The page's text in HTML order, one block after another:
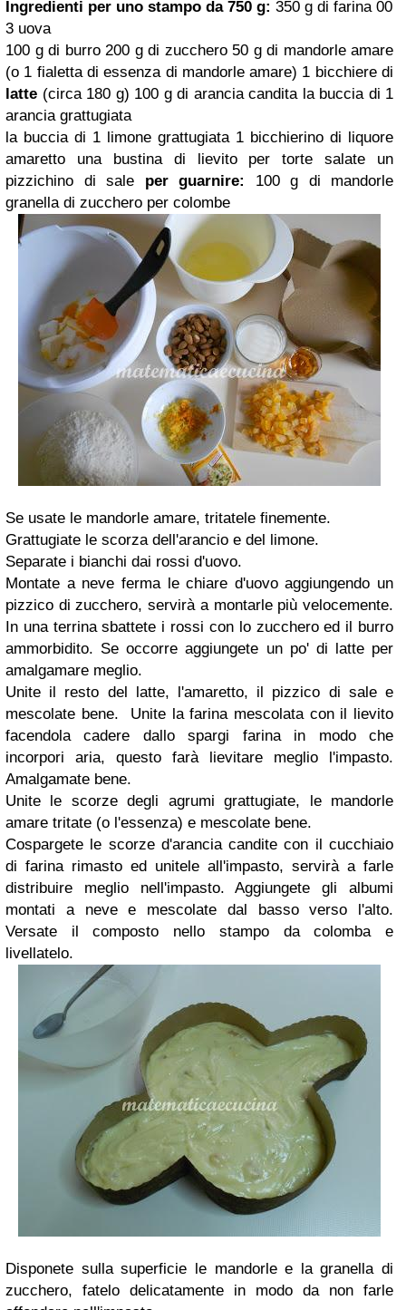
Ingredienti per uno stampo da 750 g: 350 g di farina 00
3 uova
100 g di burro 200 g di zucchero 50 g di mandorle amare
(o 1 fialetta di essenza di mandorle amare) 1 bicchiere di
latte (circa 180 g) 100 g di arancia candita la buccia di 1
arancia grattugiata
la buccia di 1 limone grattugiata 1 bicchierino di liquore
amaretto una bustina di lievito per torte salate un
pizzichino di sale per guarnire:
100 g di mandorle
granella di zucchero per colombe
Se usate le mandorle amare, tritatele finemente.
Grattugiate le scorza dell'arancio e del limone.
Separate i bianchi dai rossi d'uovo.
Montate a neve ferma le chiare d'uovo aggiungendo un
pizzico di zucchero, servirà a montarle più velocemente.
In una terrina sbattete i rossi con lo zucchero ed il burro
ammorbidito. Se occorre aggiungete un po' di latte per
amalgamare meglio.
Unite il resto del latte, l'amaretto, il pizzico di sale e
mescolate bene. Unite la farina mescolata con il lievito
facendola cadere dallo spargi farina in modo che
incorpori aria, questo farà lievitare meglio l'impasto.
Amalgamate bene.
Unite le scorze degli agrumi grattugiate, le mandorle
amare tritate (o l'essenza) e mescolate bene.
Cospargete le scorze d'arancia candite con il cucchiaio
di farina rimasto ed unitele all'impasto, servirà a farle
distribuire meglio nell'impasto. Aggiungete gli albumi
montati a neve e mescolate dal basso verso l'alto.
Versate il composto nello stampo da colomba e
livellatelo.
Disponete sulla superficie le mandorle e la granella di
zucchero, fatelo delicatamente in modo da non farle